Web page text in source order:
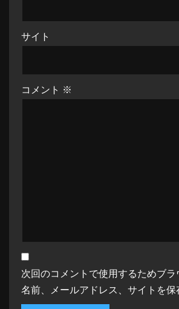
サイト
コメント ※
次回のコメントで使用するためブ
名前、メールアドレス、サイトを保